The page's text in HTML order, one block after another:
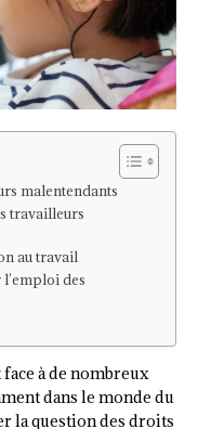
malentendants
travailleurs
au travail
des
à de nombreux
dans le monde du
la question des droits